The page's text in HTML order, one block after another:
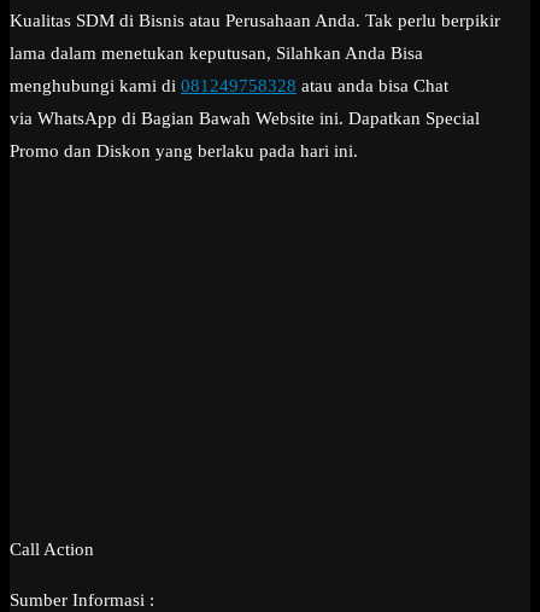
Kualitas SDM di Bisnis atau Perusahaan Anda. Tak perlu berpikir
lama dalam menetukan keputusan, Silahkan Anda Bisa
menghubungi kami di 081249758328 atau anda bisa Chat
via WhatsApp di Bagian Bawah Website ini. Dapatkan Special
Promo dan Diskon yang berlaku pada hari ini.
Call Action
Sumber Informasi :